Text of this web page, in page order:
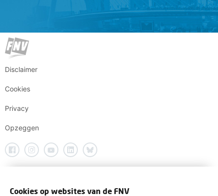
Disclaimer
Cookies
Privacy
Opzeggen
Cookies op websites van de FNV